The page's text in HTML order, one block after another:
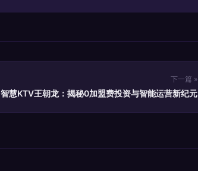
下一篇 »
智慧KTV王朝龙：揭秘0加盟费投资与智能运营新纪元